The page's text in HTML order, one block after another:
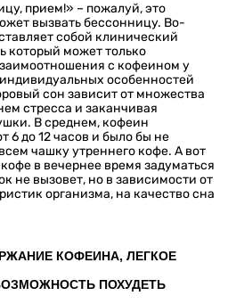
прием!» – пожалуй, это
вызвать бессонницу. Во-
собой клинический
который может только
с кофеином у
особенностей
сон зависит от множества
стресса и заканчивая
В среднем, кофеин
6 до 12 часов и было бы не
чашку утреннего кофе. А вот
в вечернее время задуматься
не вызовет, но в зависимости от
организма, на качество сна
КОФЕИНА, ЛЕГКОЕ
ПОХУДЕТЬ